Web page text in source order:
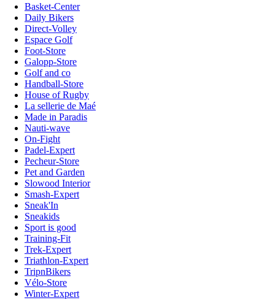
Basket-Center
Daily Bikers
Direct-Volley
Espace Golf
Foot-Store
Galopp-Store
Golf and co
Handball-Store
House of Rugby
La sellerie de Maé
Made in Paradis
Nauti-wave
On-Fight
Padel-Expert
Pecheur-Store
Pet and Garden
Slowood Interior
Smash-Expert
Sneak'In
Sneakids
Sport is good
Training-Fit
Trek-Expert
Triathlon-Expert
TripnBikers
Vélo-Store
Winter-Expert